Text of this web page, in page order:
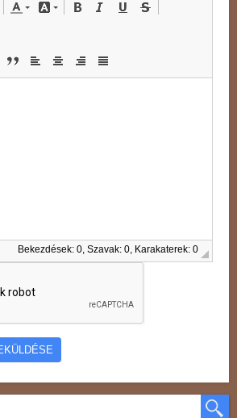
Bekezdések: 0, Szavak: 0, Karakaterek: 0